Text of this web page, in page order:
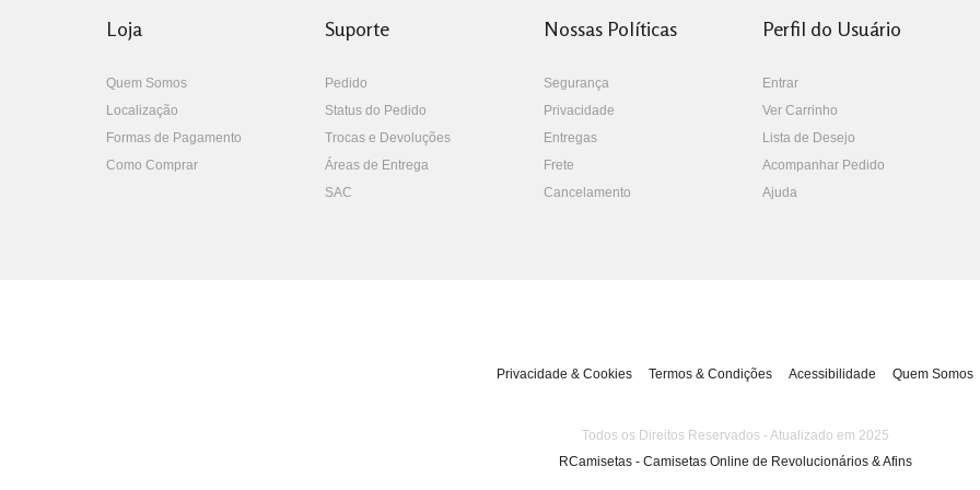
Loja
Quem Somos
Localização
Formas de Pagamento
Como Comprar
Suporte
Pedido
Status do Pedido
Trocas e Devoluções
Áreas de Entrega
SAC
Nossas Políticas
Segurança
Privacidade
Entregas
Frete
Cancelamento
Perfil do Usuário
Entrar
Ver Carrinho
Lista de Desejo
Acompanhar Pedido
Ajuda
Privacidade & Cookies Termos & Condições Acessibilidade Quem Somos
Todos os Direitos Reservados - Atualizado em 2025
RCamisetas - Camisetas Online de Revolucionários & Afins